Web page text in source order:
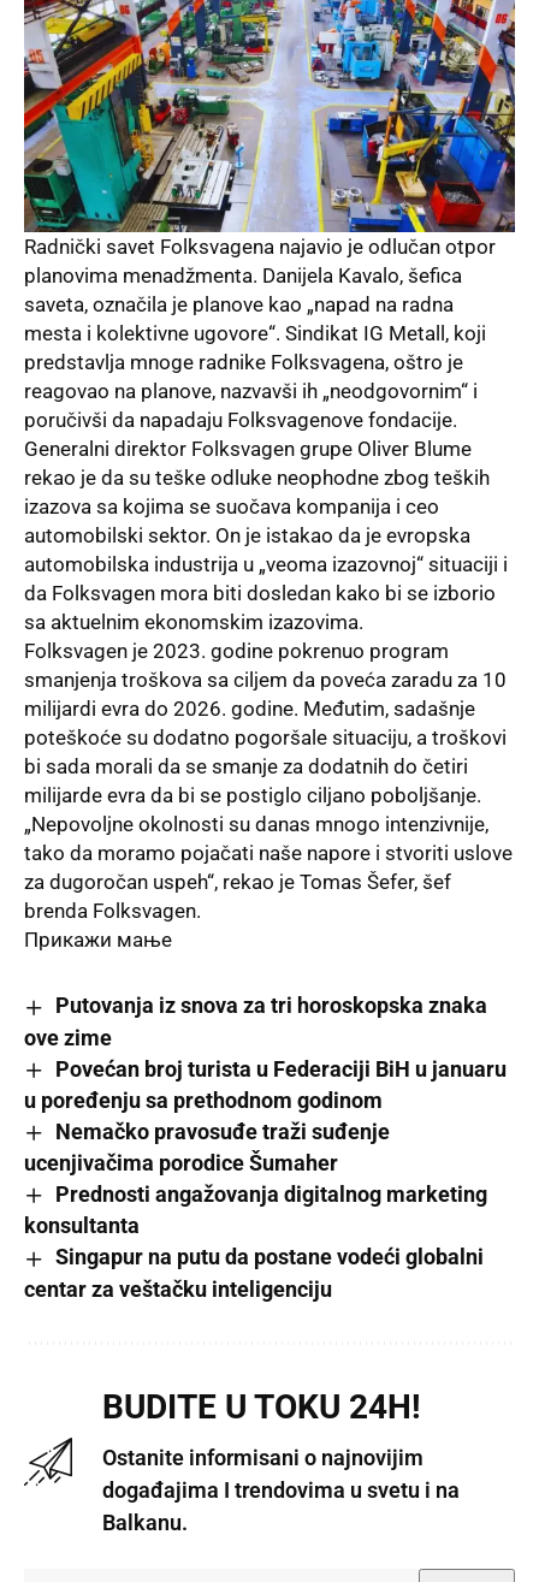
Radnički savet Folksvagena najavio je odlučan otpor
planovima menadžmenta. Danijela Kavalo, šefica
saveta, označila je planove kao „napad na radna
mesta i kolektivne ugovore“. Sindikat IG Metall, koji
predstavlja mnoge radnike Folksvagena, oštro je
reagovao na planove, nazvavši ih „neodgovornim“ i
poručivši da napadaju Folksvagenove fondacije.
Generalni direktor Folksvagen grupe Oliver Blume
rekao je da su teške odluke neophodne zbog teških
izazova sa kojima se suočava kompanija i ceo
automobilski sektor. On je istakao da je evropska
automobilska industrija u „veoma izazovnoj“ situaciji i
da Folksvagen mora biti dosledan kako bi se izborio
sa aktuelnim ekonomskim izazovima.
Folksvagen je 2023. godine pokrenuo program
smanjenja troškova sa ciljem da poveća zaradu za 10
milijardi evra do 2026. godine. Međutim, sadašnje
poteškoće su dodatno pogoršale situaciju, a troškovi
bi sada morali da se smanje za dodatnih do četiri
milijarde evra da bi se postiglo ciljano poboljšanje.
„Nepovoljne okolnosti su danas mnogo intenzivnije,
tako da moramo pojačati naše napore i stvoriti uslove
za dugoročan uspeh“, rekao je Tomas Šefer, šef
brenda Folksvagen.
Прикажи мање
Putovanja iz snova za tri horoskopska znaka
ove zime
Povećan broj turista u Federaciji BiH u januaru
u poređenju sa prethodnom godinom
Nemačko pravosuđe traži suđenje
ucenjivačima porodice Šumaher
Prednosti angažovanja digitalnog marketing
konsultanta
Singapur na putu da postane vodeći globalni
centar za veštačku inteligenciju
BUDITE U TOKU 24H!
Ostanite informisani o najnovijim
događajima I trendovima u svetu i na
Balkanu.